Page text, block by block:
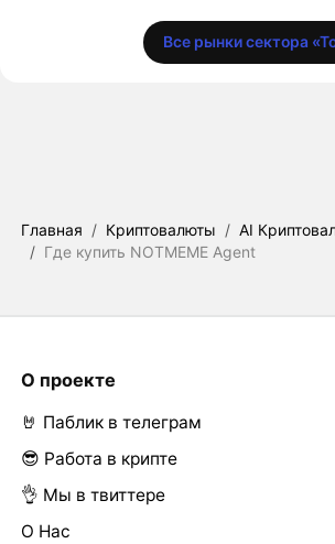
Все рынки сектора
Главная / Криптовалюты / AI
/ Где купить NOTMEME Agent
О проекте
🤘 Паблик в телеграм
😎 Работа в крипте
👌 Мы в твиттере
О Нас